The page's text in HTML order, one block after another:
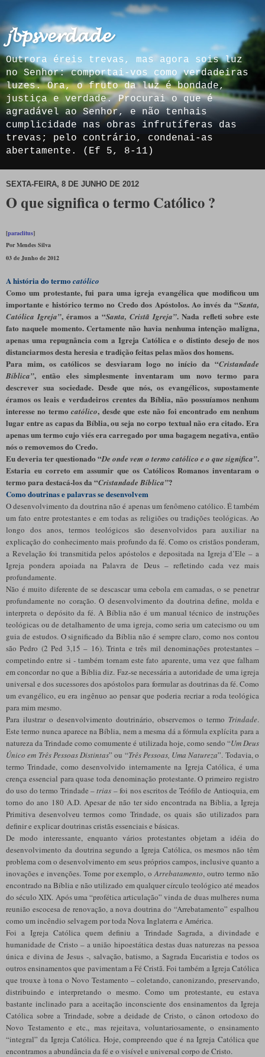
𝓳𝓫𝓹𝓼𝓿𝓮𝓻𝓭𝓪𝓭𝓮
Outrora éreis trevas, mas agora sois luz
no Senhor: comportai-vos como verdadeiras
luzes. Ora, o fruto da luz é bondade,
justiça e verdade. Procurai o que é
agradável ao Senhor, e não tenhais
cumplicidade nas obras infrutíferas das
trevas; pelo contrário, condenai-as
abertamente. (Ef 5, 8-11)
SEXTA-FEIRA, 8 DE JUNHO DE 2012
O que significa o termo Católico ?
[paraclitus]
PorMendes Silva
03 de Junho de 2012
A história do termo católico
Como um protestante, fui para uma igreja evangélica que modificou um
importante e histórico termo no Credo dos Apóstolos. Ao invés da “Santa,
Católica Igreja”, éramos a “Santa, Cristã Igreja”. Nada refleti sobre este
fato naquele momento. Certamente não havia nenhuma intenção maligna,
apenas uma repugnância com a Igreja Católica e o distinto desejo de nos
distanciarmos desta heresia e tradição feitas pelas mãos dos homens.
Para mim, os católicos se desviaram logo no início da “Cristandade
Bíblica”, então eles simplesmente inventaram um novo termo para
descrever sua sociedade. Desde que nós, os evangélicos, supostamente
éramos os leais e verdadeiros crentes da Bíblia, não possuíamos nenhum
interesse no termocatólico, desde que este não foi encontrado em nenhum
lugar entre as capas da Bíblia, ou seja no corpo textual não era citado. Era
apenas um termo cujo viés era carregado por uma bagagem negativa, então
nós o removemos do Credo.
Eu deveria ter questionado “De onde vem o termo católico e o que significa”.
Estaria eu correto em assumir que os Católicos Romanos inventaram o
termo para destacá-los da “Cristandade Bíblica”?
Como doutrinas e palavras se desenvolvem
O desenvolvimento da doutrina não é apenas um fenômeno católico. É também
um fato entre protestantes e em todas as religiões ou tradições teológicas. Ao
longo dos anos, termos teológicos são desenvolvidos para auxiliar na
explicação do conhecimento mais profundo da fé. Como os cristãos ponderam,
a Revelação foi transmitida pelos apóstolos e depositada na Igreja d’Ele – a
Igreja pondera apoiada na Palavra de Deus – refletindo cada vez mais
profundamente.
Não é muito diferente de se descascar uma cebola em camadas, o se penetrar
profundamente no coração. O desenvolvimento da doutrina define, molda e
interpreta o depósito da fé. A Bíblia não é um manual técnico de instruções
teológicas ou de detalhamento de uma igreja, como seria um catecismo ou um
guia de estudos. O significado da Bíblia não é sempre claro, como nos contou
são Pedro (2 Ped 3,15 – 16). Trinta e três mil denominações protestantes –
competindo entre si -também tornam este fato aparente, uma vez que falham
em concordar no que a Bíblia diz. Faz-se necessária a autoridade de uma igreja
universal e dos sucessores dos apóstolos para formular as doutrinas da fé. Como
um evangélico, eu era ingênuo ao pensar que poderia recriar a roda teológica
para mim mesmo.
Para ilustrar o desenvolvimento doutrinário, observemos o termo Trindade.
Este termo nunca aparece na Bíblia, nem a mesma dá a fórmula explícita para a
natureza da Trindade como comumente é utilizada hoje, como sendo “Um Deus
Único em Três Pessoas Distintas” ou “Três Pessoas, Uma Natureza”. Todavia, o
termo Trindade, como desenvolvido internamente na Igreja Católica, é uma
crença essencial para quase toda denominação protestante. O primeiro registro
do uso do termo Trindade –trias – foi nos escritos de Teófilo de Antioquia, em
torno do ano 180 A.D. Apesar de não ter sido encontrada na Bíblia, a Igreja
Primitiva desenvolveu termos como Trindade, os quais são utilizados para
definir e explicar doutrinas cristãs essenciais e básicas.
De modo interessante, enquanto vários protestantes objetam a idéia do
desenvolvimento da doutrina segundo a Igreja Católica, os mesmos não têm
problema com o desenvolvimento em seus próprios campos, inclusive quanto a
inovações e invenções. Tome por exemplo, oArrebatamento, outro termo não
encontrado na Bíblia e não utilizado em qualquer círculo teológico até meados
do século XIX. Após uma “profética articulação” vinda de duas mulheres numa
reunião escocesa de renovação, a nova doutrina do “Arrebatamento” espalhou
como um incêndio selvagem por toda Nova Inglaterra e América.
Foi a Igreja Católica quem definiu a Trindade Sagrada, a divindade e
humanidade de Cristo – a união hipoestática destas duas naturezas na pessoa
única e divina de Jesus -, salvação, batismo, a Sagrada Eucaristia e todos os
outros ensinamentos que pavimentam a Fé Cristã. Foi também a Igreja Católica
que trouxe à tona o Novo Testamento – coletando, canonizando, preservando,
distribuindo e interpretando o mesmo. Como um protestante, eu estava
bastante inclinado para a aceitação inconsciente dos ensinamentos da Igreja
Católica sobre a Trindade, sobre a deidade de Cristo, o cânon ortodoxo do
Novo Testamento e etc., mas rejeitava, voluntariosamente, o ensinamento
“integral” da Igreja Católica. Hoje, compreendo que é na Igreja Católica que
encontramos a abundância da fé e o visível e universal corpo de Cristo.